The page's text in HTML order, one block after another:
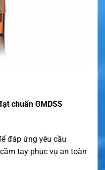
chuẩn GMDSS
đáp ứng yêu cầu
tay phục vụ an toàn